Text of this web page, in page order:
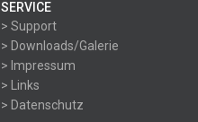
SERVICE
> Support
> Downloads/Galerie
> Impressum
> Links
> Datenschutz